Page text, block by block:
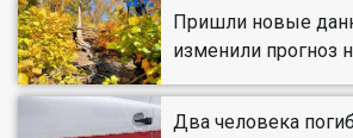
Пришли новые
изменили прогноз
Два человека